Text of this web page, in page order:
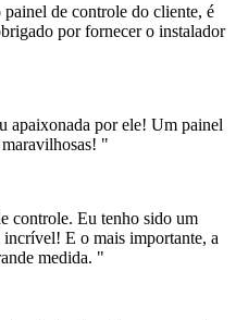
de controle do cliente, é
por fornecer o instalador
apaixonada por ele! Um painel
"
controle. Eu tenho sido um
incrível! E o mais importante, a
medida. "